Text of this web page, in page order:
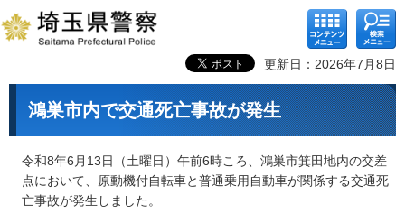
コンテ
ンツメ
ニュー
検索メ
ニュー
更新日：2026年7月8日
鴻巣市内で交通死亡事故が発生
令和8年6月13日（土曜日）午前6時ころ、鴻巣市箕田地内の交差
点において、原動機付自転車と普通乗用自動車が関係する交通死
亡事故が発生しました。